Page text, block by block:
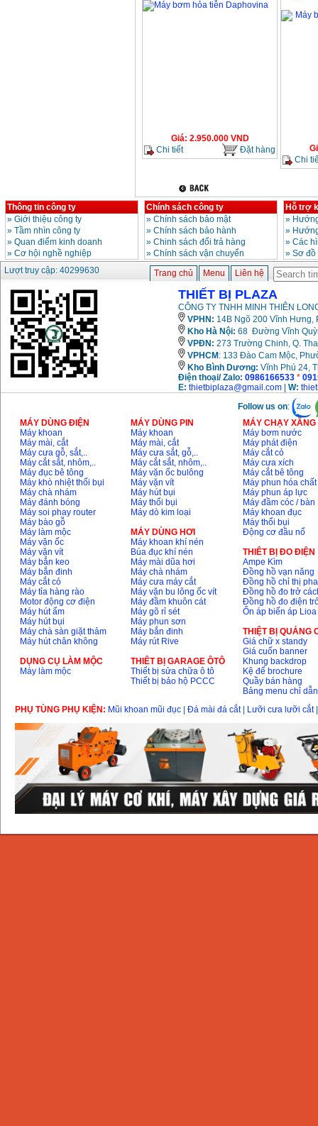
Giá: 2.950.000VND
Chi tiết
Đặt hàng
Chi
Thông tin công ty
» Giới thiệu công ty
» Tầm nhìn công ty
» Quan điểm kinh doanh
» Cơ hội nghề nghiệp
Chính sách công ty
» Chính sách bảo mật
» Chính sách bảo hành
» Chinh sách đổi trả hàng
» Chính sách vận chuyển
Hỗ trợ
»
»
» Các
» Sơ
Lượt truy cập: 40299630
Trang chủ Menu Liên hệ
THIẾT BỊ PLAZA
CÔNG TY TNHH MINH THIÊN
VPHN: 14B Ngõ 200 Vĩnh Hưng,
Kho Hà Nội: 68 Đường Vĩnh
VPĐN: 273 Trường Chinh, Q.
VPHCM : 133 Đào Cam Mộc,
Kho Bình Dương: Vĩnh Phú 24,
Điện thoại/ Zalo: 0986166533 *
E: thietbiplaza@gmail.com W:
Follow us on:
MÁY DÙNG ĐIỆN
Máy khoan
Máy mài, cắt
Máy cưa gỗ, sắt,..
Máy cắt sắt, nhôm,..
Máy đục bê tông
Máy khò nhiệt thổi bụi
Máy chà nhám
Máy đánh bóng
Máy soi phay router
Máy bào gỗ
Máy làm mộc
Máy vặn ốc
Máy vặn vít
Máy bắn keo
Máy bắn đinh
Máy cắt cỏ
Máy tỉa hàng rào
Motor động cơ điện
Máy hút ẩm
Máy hút bụi
Máy chà sàn giặt thảm
Máy hút chân không
DỤNG CỤ LÀM MỘC
Máy làm mộc
MÁY DÙNG PIN
Máy khoan
Máy mài, cắt
Máy cưa sắt, gỗ,..
Máy cắt sắt, nhôm,..
Máy vặn ốc bulông
Máy vặn vít
Máy hút bụi
Máy thổi bụi
Máy dò kim loại
MÁY DÙNG HƠI
Máy khoan khí nén
Búa đục khí nén
Máy mài dũa hơi
Máy chà nhám
Máy cưa máy cắt
Máy vặn bu lông ốc vít
Máy đầm khuôn cát
Máy gõ rỉ sét
Máy phun sơn
Máy bắn đinh
Máy rút Rive
THIÊT BỊ GARAGE ÔTÔ
Thiết bị sửa chữa ô tô
Thiết bị bảo hộ PCCC
MÁY CHẠY
Máy bơm nước
Máy phát điện
Máy cắt cỏ
Máy cưa xích
Máy cắt bê tông
Máy phun hóa chất
Máy phun áp lực
Máy đầm cóc / bàn
Máy khoan đục
Máy thổi bụi
Động cơ đầu nổ
THIÊT BỊ ĐO ĐIỆN
Ampe Kìm
Đồng hồ vạn năng
Đồng hồ chỉ thị pha
Đồng hồ đo trở
Đồng hồ đo điện
Ổn áp biến áp Lioa
THIỆT BỊ QUẢNG
Giá chữ x standy
Giá cuốn banner
Khung backdrop
Kệ để brochure
Quầy bán hàng
Bảng menu chỉ dẫn
PHỤ TÙNG PHỤ KIỆN: Mũi khoan mũi đục Đá mài đá cắt| Lưỡi cưa lưỡi cắt